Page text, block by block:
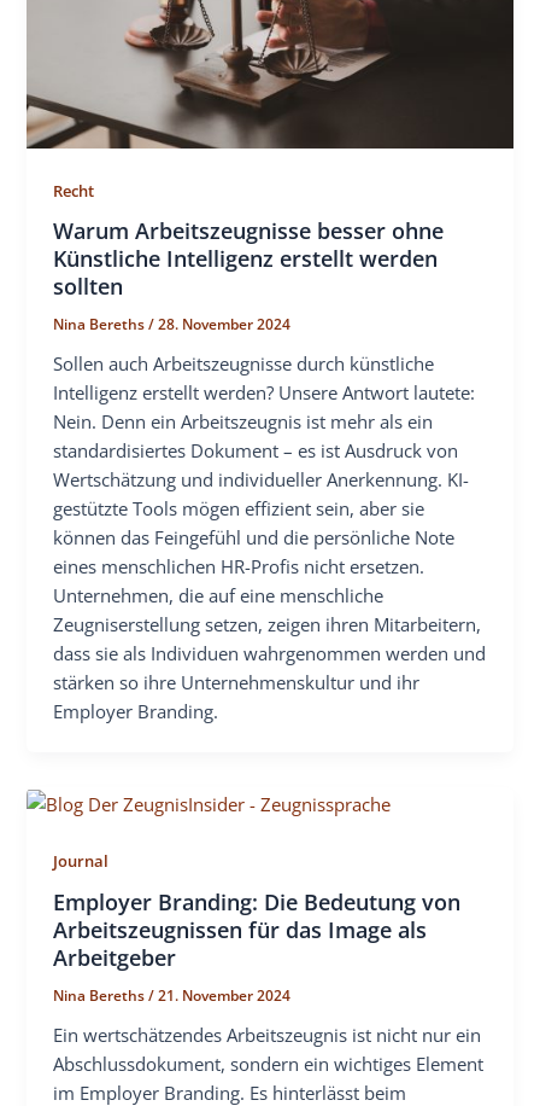
Recht
Warum Arbeitszeugnisse besser ohne
Künstliche Intelligenz erstellt werden
sollten
Nina Bereths/28. November 2024
Sollen auch Arbeitszeugnisse durch künstliche
Intelligenz erstellt werden? Unsere Antwort lautete:
Nein. Denn ein Arbeitszeugnis ist mehr als ein
standardisiertes Dokument – ​​es ist Ausdruck von
Wertschätzung und individueller Anerkennung. KI-
gestützte Tools mögen effizient sein, aber sie
können das Feingefühl und die persönliche Note
eines menschlichen HR-Profis nicht ersetzen.
Unternehmen, die auf eine menschliche
Zeugniserstellung setzen, zeigen ihren Mitarbeitern,
dass sie als Individuen wahrgenommen werden und
stärken so ihre Unternehmenskultur und ihr
Employer Branding.
Journal
Employer Branding: Die Bedeutung von
Arbeitszeugnissen für das Image als
Arbeitgeber
Nina Bereths/21. November 2024
Ein wertschätzendes Arbeitszeugnis ist nicht nur ein
Abschlussdokument, sondern ein wichtiges Element
im Employer Branding. Es hinterlässt beim